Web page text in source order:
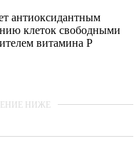
антиоксидантным
клеток свободными
витамина Р